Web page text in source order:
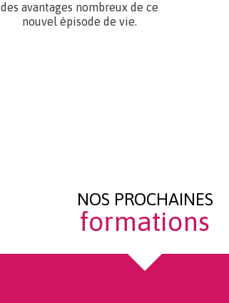
des avantages nombreux de ce
nouvel épisode de vie.
NOS PROCHAINES
formations